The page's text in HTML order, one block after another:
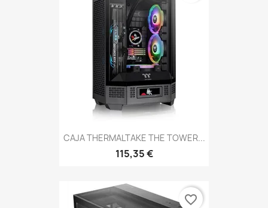
CAJA THERMALTAKE THE TOWER...
115,35 €
favorite_border